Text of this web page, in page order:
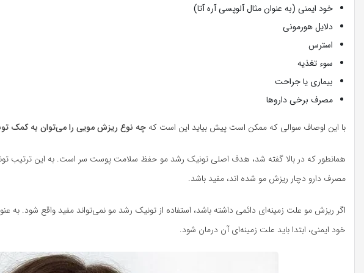
خود ایمنی (به عنوان مثال آلوپسی آره آتا)
دلایل هورمونی
استرس
سوء تغذیه
بیماری یا جراحت
مصرف برخی داروها
با این اوصاف سوالی که ممکن است پیش بیاید این است که چه نوع ریزش مویی را می‌توان به کمک
همانطور که در بالا گفته شد، هدف اصلی تونیک رشد مو حفظ سلامت پوست سر است. به این ترتیب
مصرف دارو دچار ریزش مو شده اند، مفید باشد.
اگر ریزش مو علت زمینه‌ای دائمی داشته باشد، استفاده از تونیک رشد مو نمی‌تواند مفید واقع شود. به
خود ایمنی، ابتدا باید علت زمینه‌ای آن درمان شود.